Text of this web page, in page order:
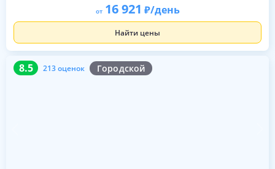
от 16 921 /день
Найти цены
8.5 213 оценок Городской
8.5 213 оценок